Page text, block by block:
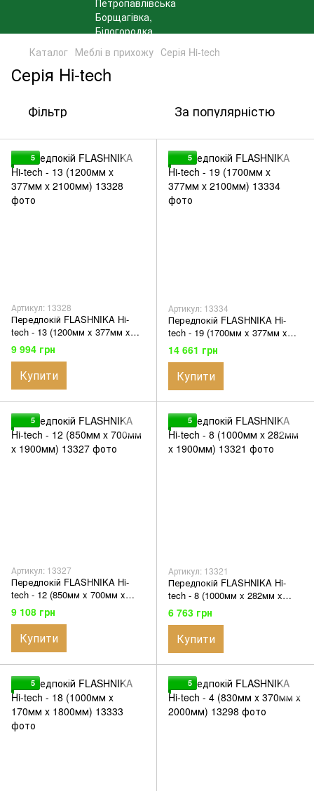
Каталог Меблі в прихожу Серія Hi-tech
Серія Hi-tech
Фільтр За популярністю
5
Артикул: 13328
Передпокій FLASHNIKA Hi-
tech - 13 (1200мм x 377мм x
2100мм)
9 994 грн
Купити
5
Артикул: 13334
Передпокій FLASHNIKA Hi-
tech - 19 (1700мм x 377мм x
2100мм)
14 661 грн
Купити
5
Артикул: 13327
Передпокій FLASHNIKA Hi-
tech - 12 (850мм x 700мм x
1900мм)
9 108 грн
Купити
5
Артикул: 13321
Передпокій FLASHNIKA Hi-
tech - 8 (1000мм x 282мм x
1900мм)
6 763 грн
Купити
5 5